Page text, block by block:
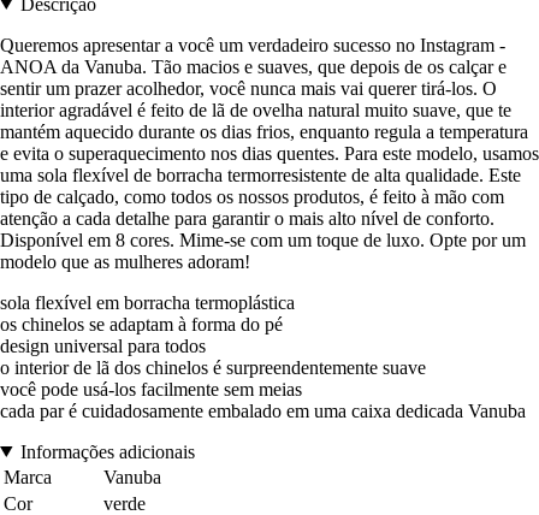
Queremos apresentar a você um verdadeiro sucesso no Instagram -
ANOA da Vanuba. Tão macios e suaves, que depois de os calçar e
sentir um prazer acolhedor, você nunca mais vai querer tirá-los. O
interior agradável é feito de lã de ovelha natural muito suave, que te
mantém aquecido durante os dias frios, enquanto regula a temperatura
e evita o superaquecimento nos dias quentes. Para este modelo, usamos
uma sola flexível de borracha termorresistente de alta qualidade. Este
tipo de calçado, como todos os nossos produtos, é feito à mão com
atenção a cada detalhe para garantir o mais alto nível de conforto.
Disponível em 8 cores. Mime-se com um toque de luxo. Opte por um
modelo que as mulheres adoram!
sola flexível em borracha termoplástica
os chinelos se adaptam à forma do pé
design universal para todos
o interior de lã dos chinelos é surpreendentemente suave
você pode usá-los facilmente sem meias
cada par é cuidadosamente embalado em uma caixa dedicada Vanuba
Informações adicionais
Marca
Vanuba
Cor
verde